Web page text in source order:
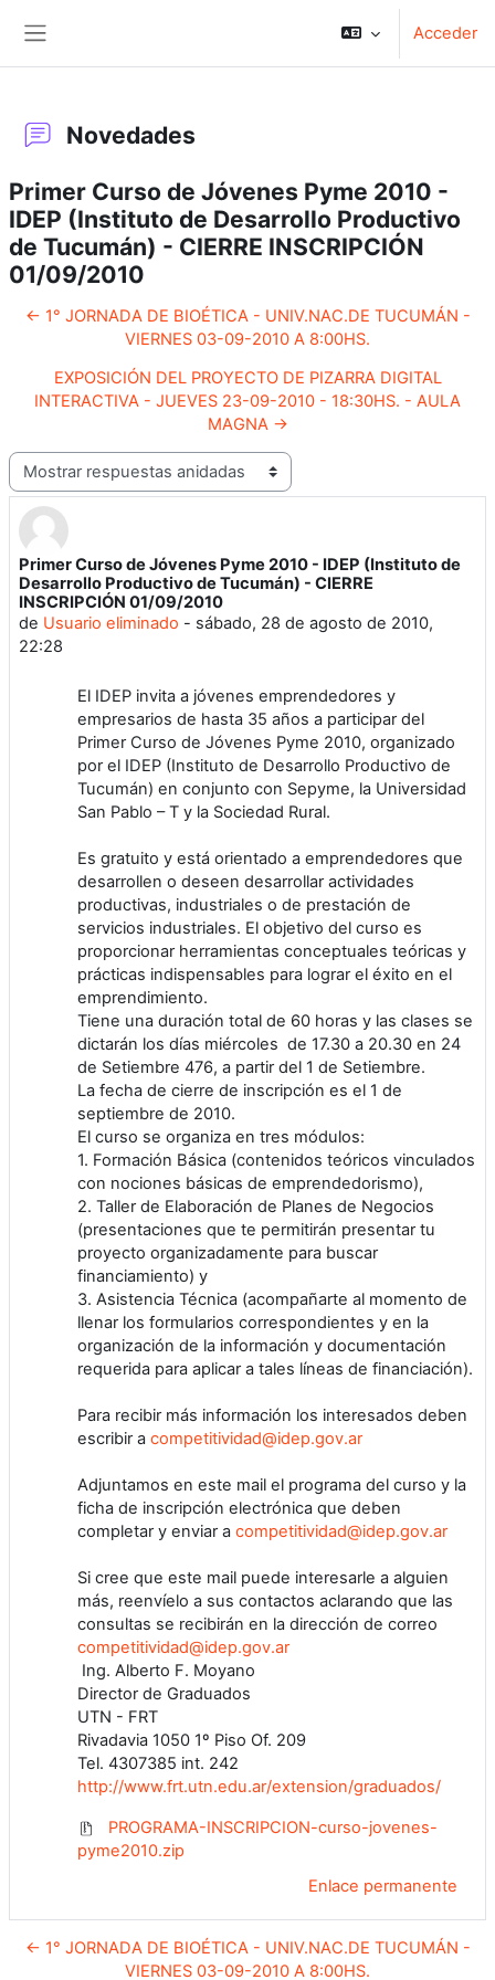
Acceder
Novedades
Primer Curso de Jóvenes Pyme 2010 -
IDEP (Instituto de Desarrollo Productivo
de Tucumán) - CIERRE INSCRIPCIÓN
01/09/2010
← 1° JORNADA DE BIOÉTICA - UNIV.NAC.DE TUCUMÁN -
VIERNES 03-09-2010 A 8:00HS.
EXPOSICIÓN DEL PROYECTO DE PIZARRA DIGITAL
INTERACTIVA - JUEVES 23-09-2010 - 18:30HS. - AULA
MAGNA →
Mostrar modo
Primer Curso de Jóvenes Pyme 2010 - IDEP (Instituto de
Desarrollo Productivo de Tucumán) - CIERRE
INSCRIPCIÓN 01/09/2010
de Usuario eliminado - sábado, 28 de agosto de 2010,
22:28
Número de respuestas: 0
El IDEP invita a jóvenes emprendedores y
empresarios de hasta 35 años a participar del
Primer Curso de Jóvenes Pyme 2010, organizado
por el IDEP (Instituto de Desarrollo Productivo de
Tucumán) en conjunto con Sepyme, la Universidad
San Pablo – T y la Sociedad Rural.
Es gratuito y está orientado a emprendedores que
desarrollen o deseen desarrollar actividades
productivas, industriales o de prestación de
servicios industriales. El objetivo del curso es
proporcionar herramientas conceptuales teóricas y
prácticas indispensables para lograr el éxito en el
emprendimiento.
Tiene una duración total de 60 horas y las clases se
dictarán los días miércoles de 17.30 a 20.30 en 24
de Setiembre 476, a partir del 1 de Setiembre.
La fecha de cierre de inscripción es el 1 de
septiembre de 2010.
El curso se organiza en tres módulos:
1. Formación Básica (contenidos teóricos vinculados
con nociones básicas de emprendedorismo),
2. Taller de Elaboración de Planes de Negocios
(presentaciones que te permitirán presentar tu
proyecto organizadamente para buscar
financiamiento) y
3. Asistencia Técnica (acompañarte al momento de
llenar los formularios correspondientes y en la
organización de la información y documentación
requerida para aplicar a tales líneas de financiación).
Para recibir más información los interesados deben
escribir a competitividad@idep.gov.ar
Adjuntamos en este mail el programa del curso y la
ficha de inscripción electrónica que deben
completar y enviar a competitividad@idep.gov.ar
Si cree que este mail puede interesarle a alguien
más, reenvíelo a sus contactos aclarando que las
consultas se recibirán en la dirección de correo
competitividad@idep.gov.ar
Ing. Alberto F. Moyano
Director de Graduados
UTN - FRT
Rivadavia 1050 1º Piso Of. 209
Tel. 4307385 int. 242
http://www.frt.utn.edu.ar/extension/graduados/
PROGRAMA-INSCRIPCION-curso-jovenes-
pyme2010.zip
Enlace permanente
← 1° JORNADA DE BIOÉTICA - UNIV.NAC.DE TUCUMÁN -
VIERNES 03-09-2010 A 8:00HS.